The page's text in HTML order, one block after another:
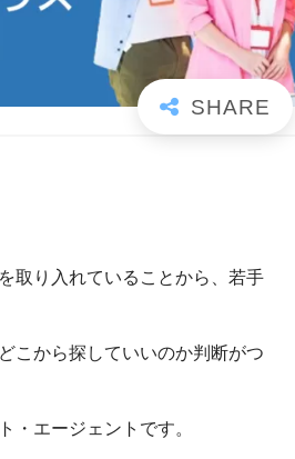
取り入れていることから、若手
こから探していいのか判断がつ
・エージェントです。